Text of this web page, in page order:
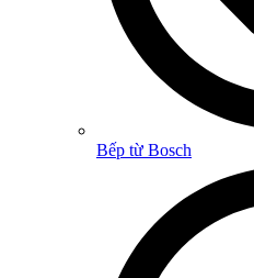
Bếp từ Bosch